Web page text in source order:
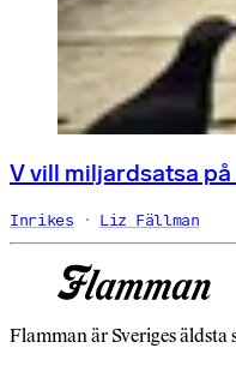
V vill miljardsatsa
Inrikes Liz Fällman
Flamman är Sveriges